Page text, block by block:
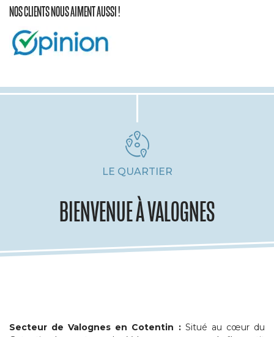
NOS CLIENTS NOUS AIMENT AUSSI !
LE QUARTIER
BIENVENUE À VALOGNES
Secteur de Valognes en Cotentin :Situé au cœur du